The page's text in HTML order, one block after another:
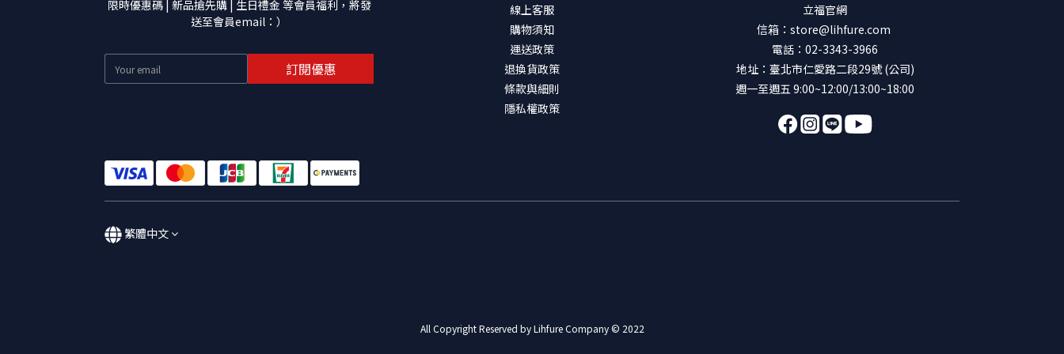
限時優惠碼 | 新品搶先購 | 生日禮金 等會員福利，將發
送至會員email：）
訂閱優惠
線上客服
購物須知
運送政策
退換貨政策
條款與細則
隱私權政策
立福官網
信箱：store@lihfure.com
電話：02-3343-3966
地址：臺北市仁愛路二段29號 (公司)
週一至週五 9:00~12:00/13:00~18:00
繁體中文
All Copyright Reserved by Lihfure Company © 2022